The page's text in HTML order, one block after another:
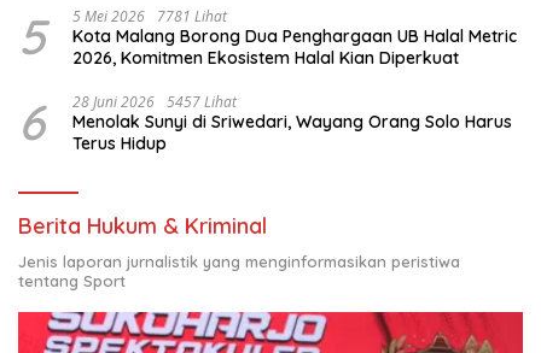
5 5 Mei 2026 7781 Lihat
Kota Malang Borong Dua Penghargaan UB Halal Metric
2026, Komitmen Ekosistem Halal Kian Diperkuat
6 28 Juni 2026 5457 Lihat
Menolak Sunyi di Sriwedari, Wayang Orang Solo Harus
Terus Hidup
Berita Hukum & Kriminal
Jenis laporan jurnalistik yang menginformasikan peristiwa
tentang Sport